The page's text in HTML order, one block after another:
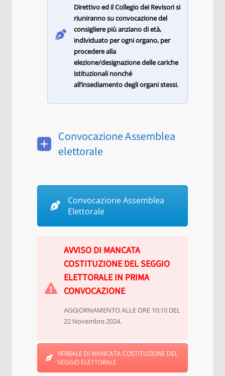
Direttivo ed il Collegio dei Revisori si
riuniranno su convocazione del
consigliere più anziano di età,
individuato per ogni organo, per
procedere alla
elezione/designazione delle cariche
istituzionali nonché
all’insediamento degli organi stessi.
Convocazione Assemblea
elettorale
Convocazione Assemblea
Elettorale
AVVISO DI MANCATA
COSTITUZIONE DEL SEGGIO
ELETTORALE IN PRIMA
CONVOCAZIONE
AGGIORNAMENTO ALLE ORE 10:10 DEL
22 Novembre 2024.
VERBALE DI MANCATA COSTITUZIONE DEL
SEGGIO ELETTORALE